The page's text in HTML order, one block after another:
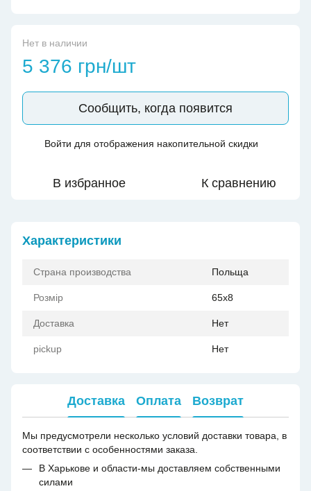
Нет в наличии
5 376 грн/шт
Сообщить, когда появится
Войти для отображения накопительной скидки
В избранное К сравнению
Характеристики
Страна производства Польща
Розмір 65x8
Доставка Нет
pickup Нет
Доставка Оплата Возврат
Мы предусмотрели несколько условий доставки товара, в
соответствии с особенностями заказа.
В Харькове и области-мы доставляем собственными
силами